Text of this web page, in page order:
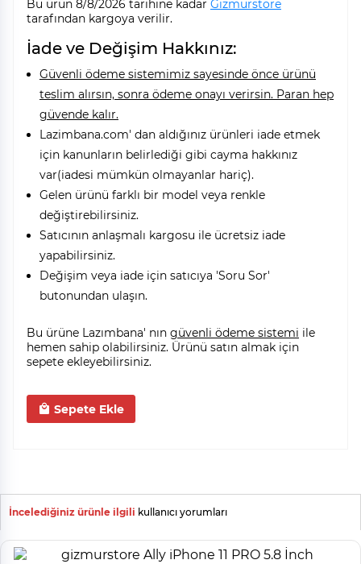
Bu ürün 8/8/2026 tarihine kadar Gizmurstore
tarafından kargoya verilir.
İade ve Değişim Hakkınız:
Güvenli ödeme sistemimiz sayesinde önce ürünü
teslim alırsın, sonra ödeme onayı verirsin. Paran hep
güvende kalır.
Lazimbana.com' dan aldığınız ürünleri iade etmek
için kanunların belirlediği gibi cayma hakkınız
var(iadesi mümkün olmayanlar hariç).
Gelen ürünü farklı bir model veya renkle
değiştirebilirsiniz.
Satıcının anlaşmalı kargosu ile ücretsiz iade
yapabilirsiniz.
Değişim veya iade için satıcıya 'Soru Sor'
butonundan ulaşın.
Bu ürüne Lazımbana' nın güvenli ödeme sistemi ile
hemen sahip olabilirsiniz. Ürünü satın almak için
sepete ekleyebilirsiniz.
Sepete Ekle
İncelediğiniz ürünle ilgili kullanıcı yorumları